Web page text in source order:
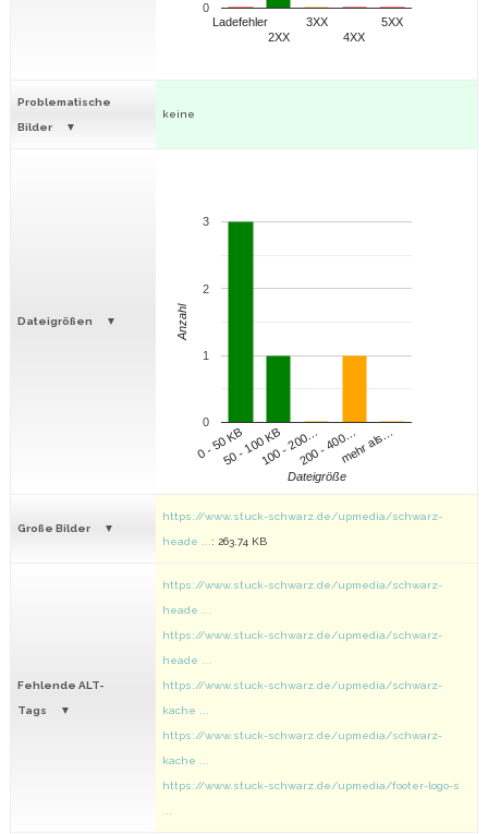
Ladefehler
2XX
3XX
4XX
5XX
0
Problematische
Bilder
keine
Dateigrößen
0 - 50 KB50 - 100 KB100 - 200…200 - 400…mehr als…
0
1
2
3
Dateigröße
Anzahl
Große Bilder
https://www.stuck-schwarz.de/upmedia/schwarz-
heade ... : 263.74 KB
Fehlende ALT-
Tags
https://www.stuck-schwarz.de/upmedia/schwarz-
heade ...
https://www.stuck-schwarz.de/upmedia/schwarz-
heade ...
https://www.stuck-schwarz.de/upmedia/schwarz-
kache ...
https://www.stuck-schwarz.de/upmedia/schwarz-
kache ...
https://www.stuck-schwarz.de/upmedia/footer-logo-s